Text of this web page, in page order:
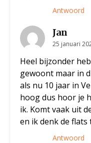
Antwoord
Jan
25 januari
Heel bijzonder
gewoont maar in
als nu 10 jaar in
hoog dus hoor je
ik. Komt vaak uit
en ik denk de
Antwoord